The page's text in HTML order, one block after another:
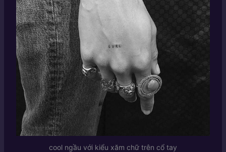
cool ngầu với kiểu xăm chữ trên cổ tay